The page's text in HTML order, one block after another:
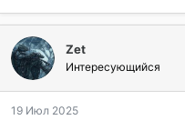
Zet
Интересующийся
19 Июл 2025